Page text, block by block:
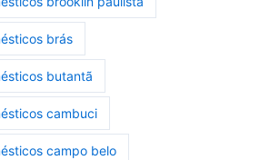
brás
butantã
cambuci
campo belo